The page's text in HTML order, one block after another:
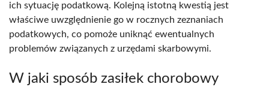
ich sytuację podatkową. Kolejną istotną kwestią jest
właściwe uwzględnienie go w rocznych zeznaniach
podatkowych, co pomoże uniknąć ewentualnych
problemów związanych z urzędami skarbowymi.
W jaki sposób zasiłek chorobowy